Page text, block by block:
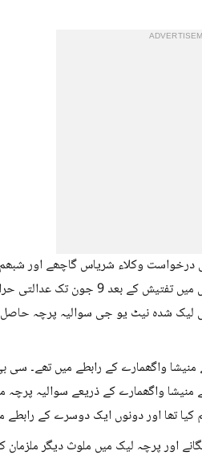
کو ہوگی۔ ضمانت کی درخواست وکلاء شریاس گاچھے
کی گئی ہے۔ منیشا واگھمارے کو نیٹ یو جی پرچہ لیک
لیک شدہ نیٹ یو جی سوالیہ پرچہ
واگھمارے کے رابطے میں تھے۔ سی
منیشا واگھمارے کے ذریعے سوالیہ
کیا تھا اور دونوں ایک دوسرے کے رابطے
اور پرچہ لیک میں ملوث دیگر ملزمان